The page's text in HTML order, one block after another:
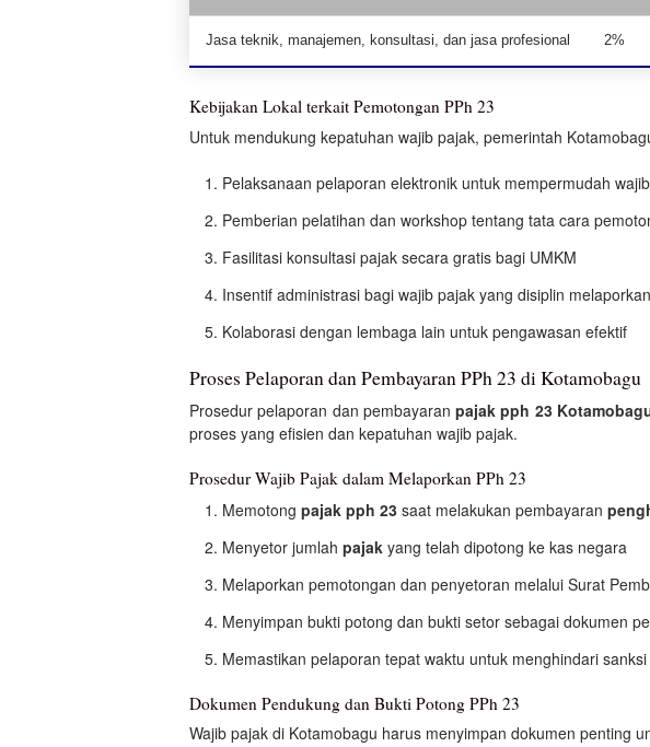
Jasa teknik, manajemen, konsultasi, dan jasa profesional 2%
Kebijakan Lokal terkait Pemotongan PPh 23
Untuk mendukung kepatuhan wajib pajak, pemerintah
Pelaksanaan pelaporan elektronik untuk mempermudah
Pemberian pelatihan dan workshop tentang tata cara
Fasilitasi konsultasi pajak secara gratis bagi UMKM
Insentif administrasi bagi wajib pajak yang disiplin melaporkan
Kolaborasi dengan lembaga lain untuk pengawasan efektif
Proses Pelaporan dan Pembayaran PPh 23 di Kotamobagu
Prosedur pelaporan dan pembayaranpajak pph 23
proses yang efisien dan kepatuhan wajib pajak.
Prosedur Wajib Pajak dalam Melaporkan PPh 23
Memotong pajak pph 23 saat melakukan pembayaran
Menyetor jumlah pajak yang telah dipotong ke kas negara
Melaporkan pemotongan dan penyetoran melalui Surat
Menyimpan bukti potong dan bukti setor sebagai dokumen
Memastikan pelaporan tepat waktu untuk menghindari sanksi
Dokumen Pendukung dan Bukti Potong PPh 23
Wajib pajak di Kotamobagu harus menyimpan dokumen penting